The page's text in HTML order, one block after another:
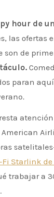
hour de
las ofertas
son de
paran aquí
Fi Starlink
trabajar a